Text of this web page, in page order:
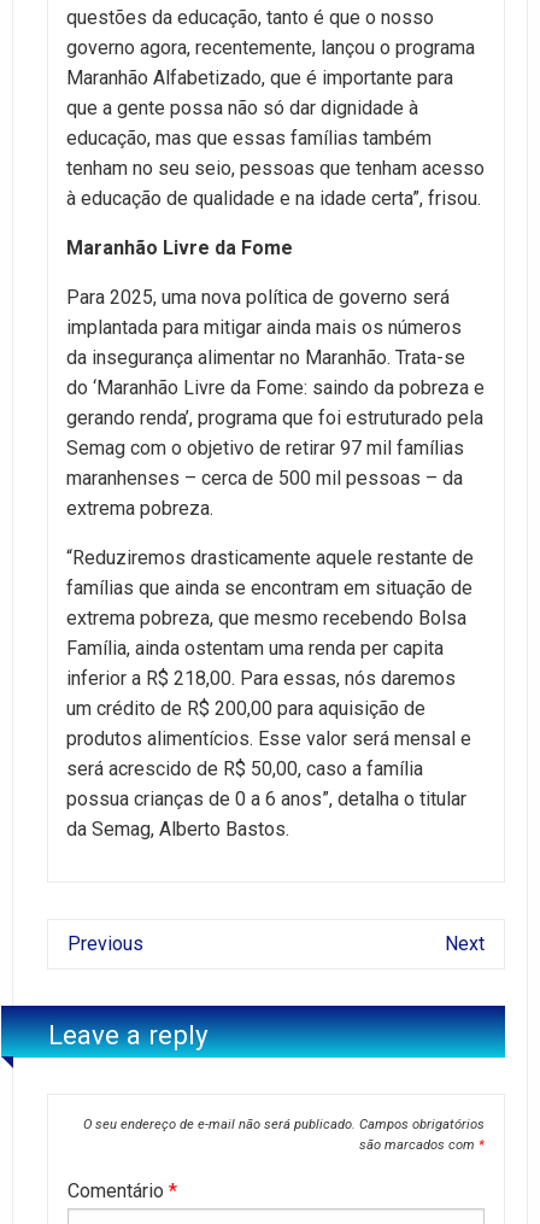
questões da educação, tanto é que o nosso
governo agora, recentemente, lançou o programa
Maranhão Alfabetizado, que é importante para
que a gente possa não só dar dignidade à
educação, mas que essas famílias também
tenham no seu seio, pessoas que tenham acesso
à educação de qualidade e na idade certa”, frisou.
Maranhão Livre da Fome
Para 2025, uma nova política de governo será
implantada para mitigar ainda mais os números
da insegurança alimentar no Maranhão. Trata-se
do ‘Maranhão Livre da Fome: saindo da pobreza e
gerando renda’, programa que foi estruturado pela
Semag com o objetivo de retirar 97 mil famílias
maranhenses – cerca de 500 mil pessoas – da
extrema pobreza.
“Reduziremos drasticamente aquele restante de
famílias que ainda se encontram em situação de
extrema pobreza, que mesmo recebendo Bolsa
Família, ainda ostentam uma renda per capita
inferior a R$ 218,00. Para essas, nós daremos
um crédito de R$ 200,00 para aquisição de
produtos alimentícios. Esse valor será mensal e
será acrescido de R$ 50,00, caso a família
possua crianças de 0 a 6 anos”, detalha o titular
da Semag, Alberto Bastos.
Previous Next
Leave a reply
O seu endereço de e-mail não será publicado. Campos obrigatórios
são marcados com *
Comentário *